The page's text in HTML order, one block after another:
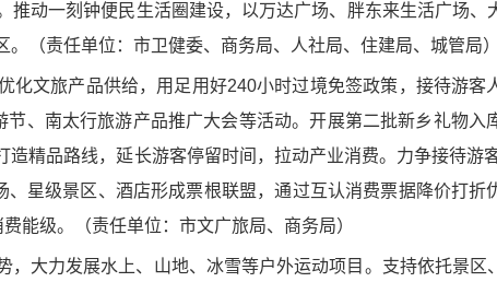
动一刻钟便民生活圈建设，以万达广场、胖东来生活广场、
（责任单位：市卫健委、商务局、人社局、住建局、城管局）
化文旅产品供给，用足用好240小时过境免签政策，接待游客
节、南太行旅游产品推广大会等活动。开展第二批新乡礼物入
精品路线，延长游客停留时间，拉动产业消费。力争接待游
星级景区、酒店形成票根联盟，通过互认消费票据降价打折
能级。（责任单位：市文广旅局、商务局）
，大力发展水上、山地、冰雪等户外运动项目。支持依托景区